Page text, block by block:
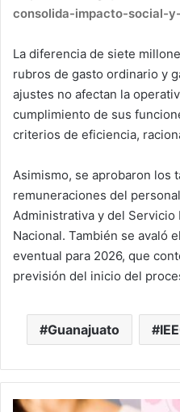
consolida-impacto-social-
La diferencia de siete
rubros de gasto ordinario y
ajustes no afectan la
cumplimiento de sus
criterios de eficiencia,
Asimismo, se aprobaron los
remuneraciones del
Administrativa y del Servicio
Nacional. También se avaló
eventual para 2026, que
previsión del inicio del
Guanajuato
Silao